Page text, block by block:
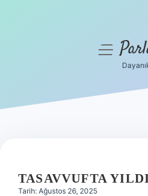
Hakkımızda
menüyü
TASAVVUFTA
Tarih: Ağustos 26, 2025